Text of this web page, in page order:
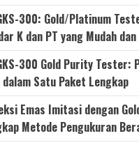
300: Gold/Platinum
K dan PT yang Mudah
300 Gold Purity Tester:
Satu Paket Lengkap
Emas Imitasi dengan
Metode Pengukuran